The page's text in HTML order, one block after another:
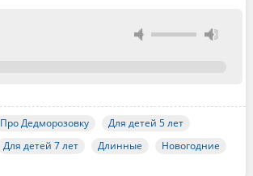
Про Дедморозовку
Для детей 5 лет
Для детей 7 лет Длинные
Новогодние